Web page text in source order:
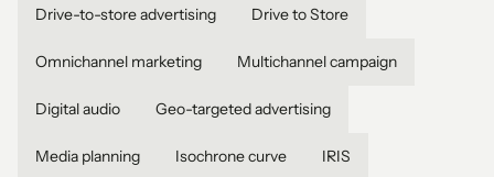
Drive-to-store advertising Drive to Store
Omnichannel marketing Multichannel campaign
Digital audio Geo-targeted advertising
Media planning Isochrone curve IRIS